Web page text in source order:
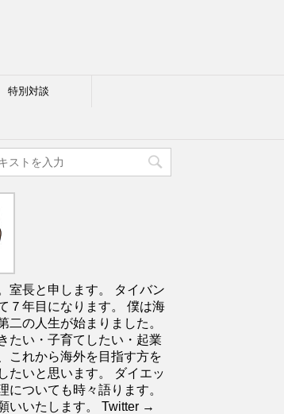
特別対談
室長と申します。 タイバン
７年目になります。 僕は海
二の人生が始まりました。
たい・子育てしたい・起業
これから海外を目指す方を
たいと思います。 ダイエッ
についても時々語ります。
いいたします。 Twitter →